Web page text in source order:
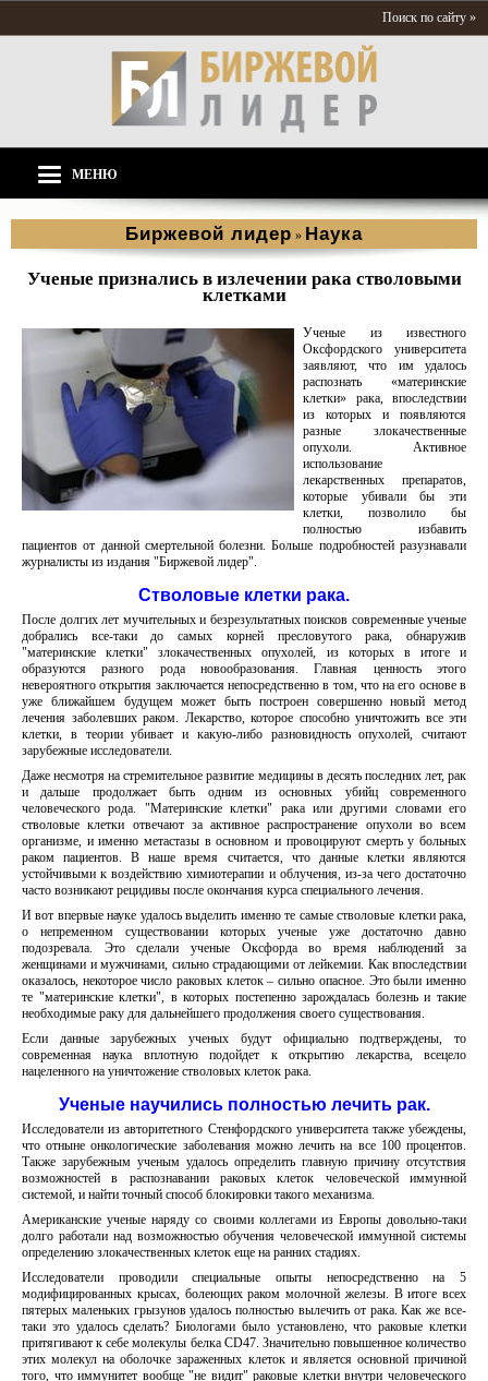
Поиск по сайту »
МЕНЮ
Биржевой лидер » Наука
Ученые признались в излечении рака стволовыми
клетками
Ученые из известного
Оксфордского университета
заявляют, что им удалось
распознать «материнские
клетки» рака, впоследствии
из которых и появляются
разные злокачественные
опухоли. Активное
использование
лекарственных препаратов,
которые убивали бы эти
клетки, позволило бы
полностью избавить
пациентов от данной смертельной болезни. Больше подробностей разузнавали
журналисты из издания "Биржевой лидер".
Стволовые клетки рака.
После долгих лет мучительных и безрезультатных поисков современные ученые
добрались все-таки до самых корней пресловутого рака, обнаружив
"материнские клетки" злокачественных опухолей, из которых в итоге и
образуются разного рода новообразования. Главная ценность этого
невероятного открытия заключается непосредственно в том, что на его основе в
уже ближайшем будущем может быть построен совершенно новый метод
лечения заболевших раком. Лекарство, которое способно уничтожить все эти
клетки, в теории убивает и какую-либо разновидность опухолей, считают
зарубежные исследователи.
Даже несмотря на стремительное развитие медицины в десять последних лет, рак
и дальше продолжает быть одним из основных убийц современного
человеческого рода. "Материнские клетки" рака или другими словами его
стволовые клетки отвечают за активное распространение опухоли во всем
организме, и именно метастазы в основном и провоцируют смерть у больных
раком пациентов. В наше время считается, что данные клетки являются
устойчивыми к воздействию химиотерапии и облучения, из-за чего достаточно
часто возникают рецидивы после окончания курса специального лечения.
И вот впервые науке удалось выделить именно те самые стволовые клетки рака,
о непременном существовании которых ученые уже достаточно давно
подозревала. Это сделали ученые Оксфорда во время наблюдений за
женщинами и мужчинами, сильно страдающими от лейкемии. Как впоследствии
оказалось, некоторое число раковых клеток – сильно опасное. Это были именно
те "материнские клетки", в которых постепенно зарождалась болезнь и такие
необходимые раку для дальнейшего продолжения своего существования.
Если данные зарубежных ученых будут официально подтверждены, то
современная наука вплотную подойдет к открытию лекарства, всецело
нацеленного на уничтожение стволовых клеток рака.
Ученые научились полностью лечить рак.
Исследователи из авторитетного Стенфордского университета также убеждены,
что отныне онкологические заболевания можно лечить на все 100 процентов.
Также зарубежным ученым удалось определить главную причину отсутствия
возможностей в распознавании раковых клеток человеческой иммунной
системой, и найти точный способ блокировки такого механизма.
Американские ученые наряду со своими коллегами из Европы довольно-таки
долго работали над возможностью обучения человеческой иммунной системы
определению злокачественных клеток еще на ранних стадиях.
Исследователи проводили специальные опыты непосредственно на 5
модифицированных крысах, болеющих раком молочной железы. В итоге всех
пятерых маленьких грызунов удалось полностью вылечить от рака. Как же все-
таки это удалось сделать? Биологами было установлено, что раковые клетки
притягивают к себе молекулы белка CD47. Значительно повышенное количество
этих молекул на оболочке зараженных клеток и является основной причиной
того, что иммунитет вообще "не видит" раковые клетки внутри человеческого